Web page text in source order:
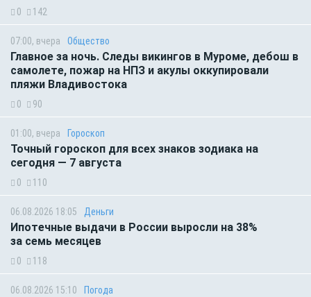
0 142
07:00, вчера Общество
Главное за ночь. Следы викингов в Муроме, дебош в
самолете, пожар на НПЗ и акулы оккупировали
пляжи Владивостока
0 90
01:00, вчера Гороскоп
Точный гороскоп для всех знаков зодиака на
сегодня — 7 августа
0 110
06.08.2026 18:05 Деньги
Ипотечные выдачи в России выросли на 38%
за семь месяцев
0 118
06.08.2026 15:10 Погода